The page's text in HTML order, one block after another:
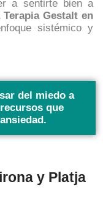
a sentirte bien a
Terapia Gestalt en
sistémico y
del miedo a
que
y Platja